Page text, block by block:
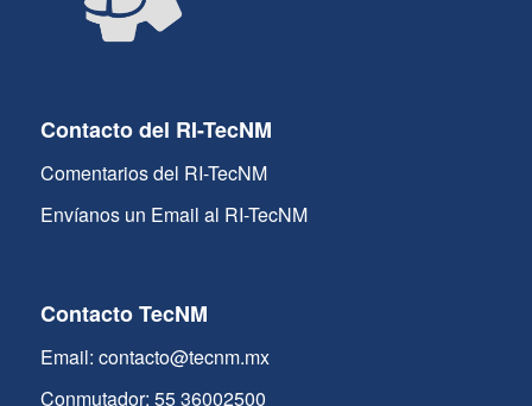
Contacto del RI-TecNM
Comentarios del RI-TecNM
Envíanos un Email al RI-TecNM
Contacto TecNM
Email: contacto@tecnm.mx
Conmutador: 55 36002500